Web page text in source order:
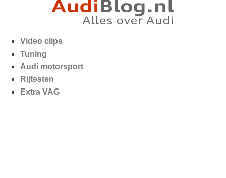
Video clips
Tuning
Audi motorsport
Rijtesten
Extra VAG